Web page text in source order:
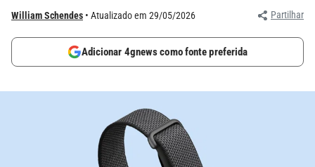
William Schendes Atualizado em 29/05/2026 Partilhar
Adicionar 4gnews como fonte preferida